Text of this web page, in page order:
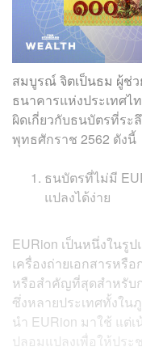
สมบูรณ์ จิตเป็นธม ผู้ช่
ธนาคารแห่งประเทศไ
ผิดเกี่ยวกับธนบัตรที่ระ
พุทธศักราช 2562 ดังนี้
ธนบัตรที่ไม่มี
แปลงได้ง่าย
EURion เป็นหนึ่งในรู
เครื่องถ่ายเอกสารหรื
หรือสำคัญที่สุดสำหรับ
ซึ่งหลายประเทศทั้งใน
นำ EURion มาใช้ แต่
ปลอมแปลงเพื่อให้ประ